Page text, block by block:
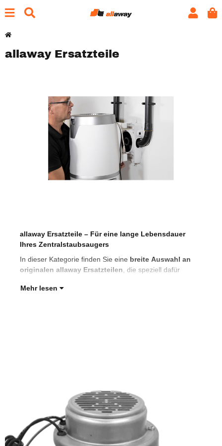
allaway Ersatzteile
allaway Ersatzteile – Für eine lange Lebensdauer
Ihres Zentralstaubsaugers
In dieser Kategorie finden Sie eine breite Auswahl an
originalen allaway Ersatzteilen , die speziell dafür
Mehr lesen